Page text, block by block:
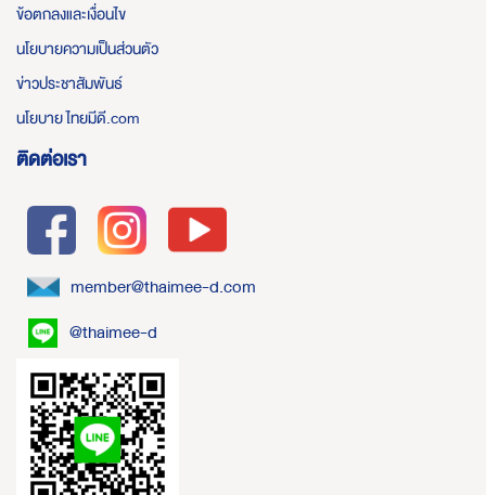
ข้อตกลงและเงื่อนไข
นโยบายความเป็นส่วนตัว
ข่าวประชาสัมพันธ์
นโยบาย ไทยมีดี.com
ติดต่อเรา
member@thaimee-d.com
@thaimee-d